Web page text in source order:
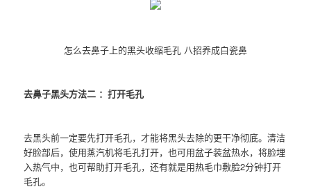
怎么去鼻子上的黑头收缩毛孔 八招养成白瓷鼻
去鼻子黑头方法二 ：打开毛孔
去黑头前一定要先打开毛孔，才能将黑头去除的更干净彻底。清洁
好脸部后，使用蒸汽机将毛孔打开，也可用盆子装盆热水，将脸埋
入热气中，也可帮助打开毛孔，还有就是用热毛巾敷脸2分钟打开
毛孔。